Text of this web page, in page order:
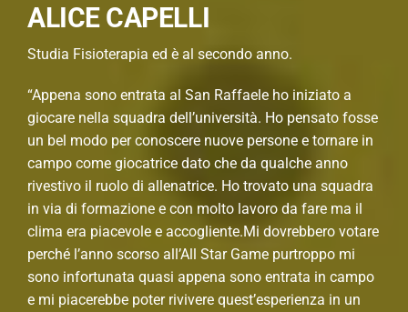
ALICE CAPELLI
Studia Fisioterapia ed è al secondo anno.
“Appena sono entrata al San Raffaele ho iniziato a
giocare nella squadra dell’università. Ho pensato fosse
un bel modo per conoscere nuove persone e tornare in
campo come giocatrice dato che da qualche anno
rivestivo il ruolo di allenatrice. Ho trovato una squadra
in via di formazione e con molto lavoro da fare ma il
clima era piacevole e accogliente.Mi dovrebbero votare
perché l’anno scorso all’All Star Game purtroppo mi
sono infortunata quasi appena sono entrata in campo
e mi piacerebbe poter rivivere quest’esperienza in un